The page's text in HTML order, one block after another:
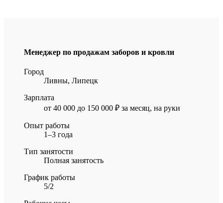
Менеджер по продажам заборов и кровли
Город
Ливны, Липецк
Зарплата
от 40 000 до 150 000 ₽ за месяц, на руки
Опыт работы
1–3 года
Тип занятости
Полная занятость
График работы
5/2